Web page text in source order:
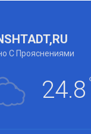
С Прояснениями
24.8